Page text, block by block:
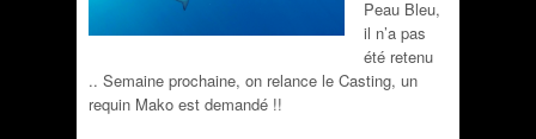
Peau Bleu,
il n’a pas
été retenu
.. Semaine prochaine, on relance le Casting, un
requin Mako est demandé !!